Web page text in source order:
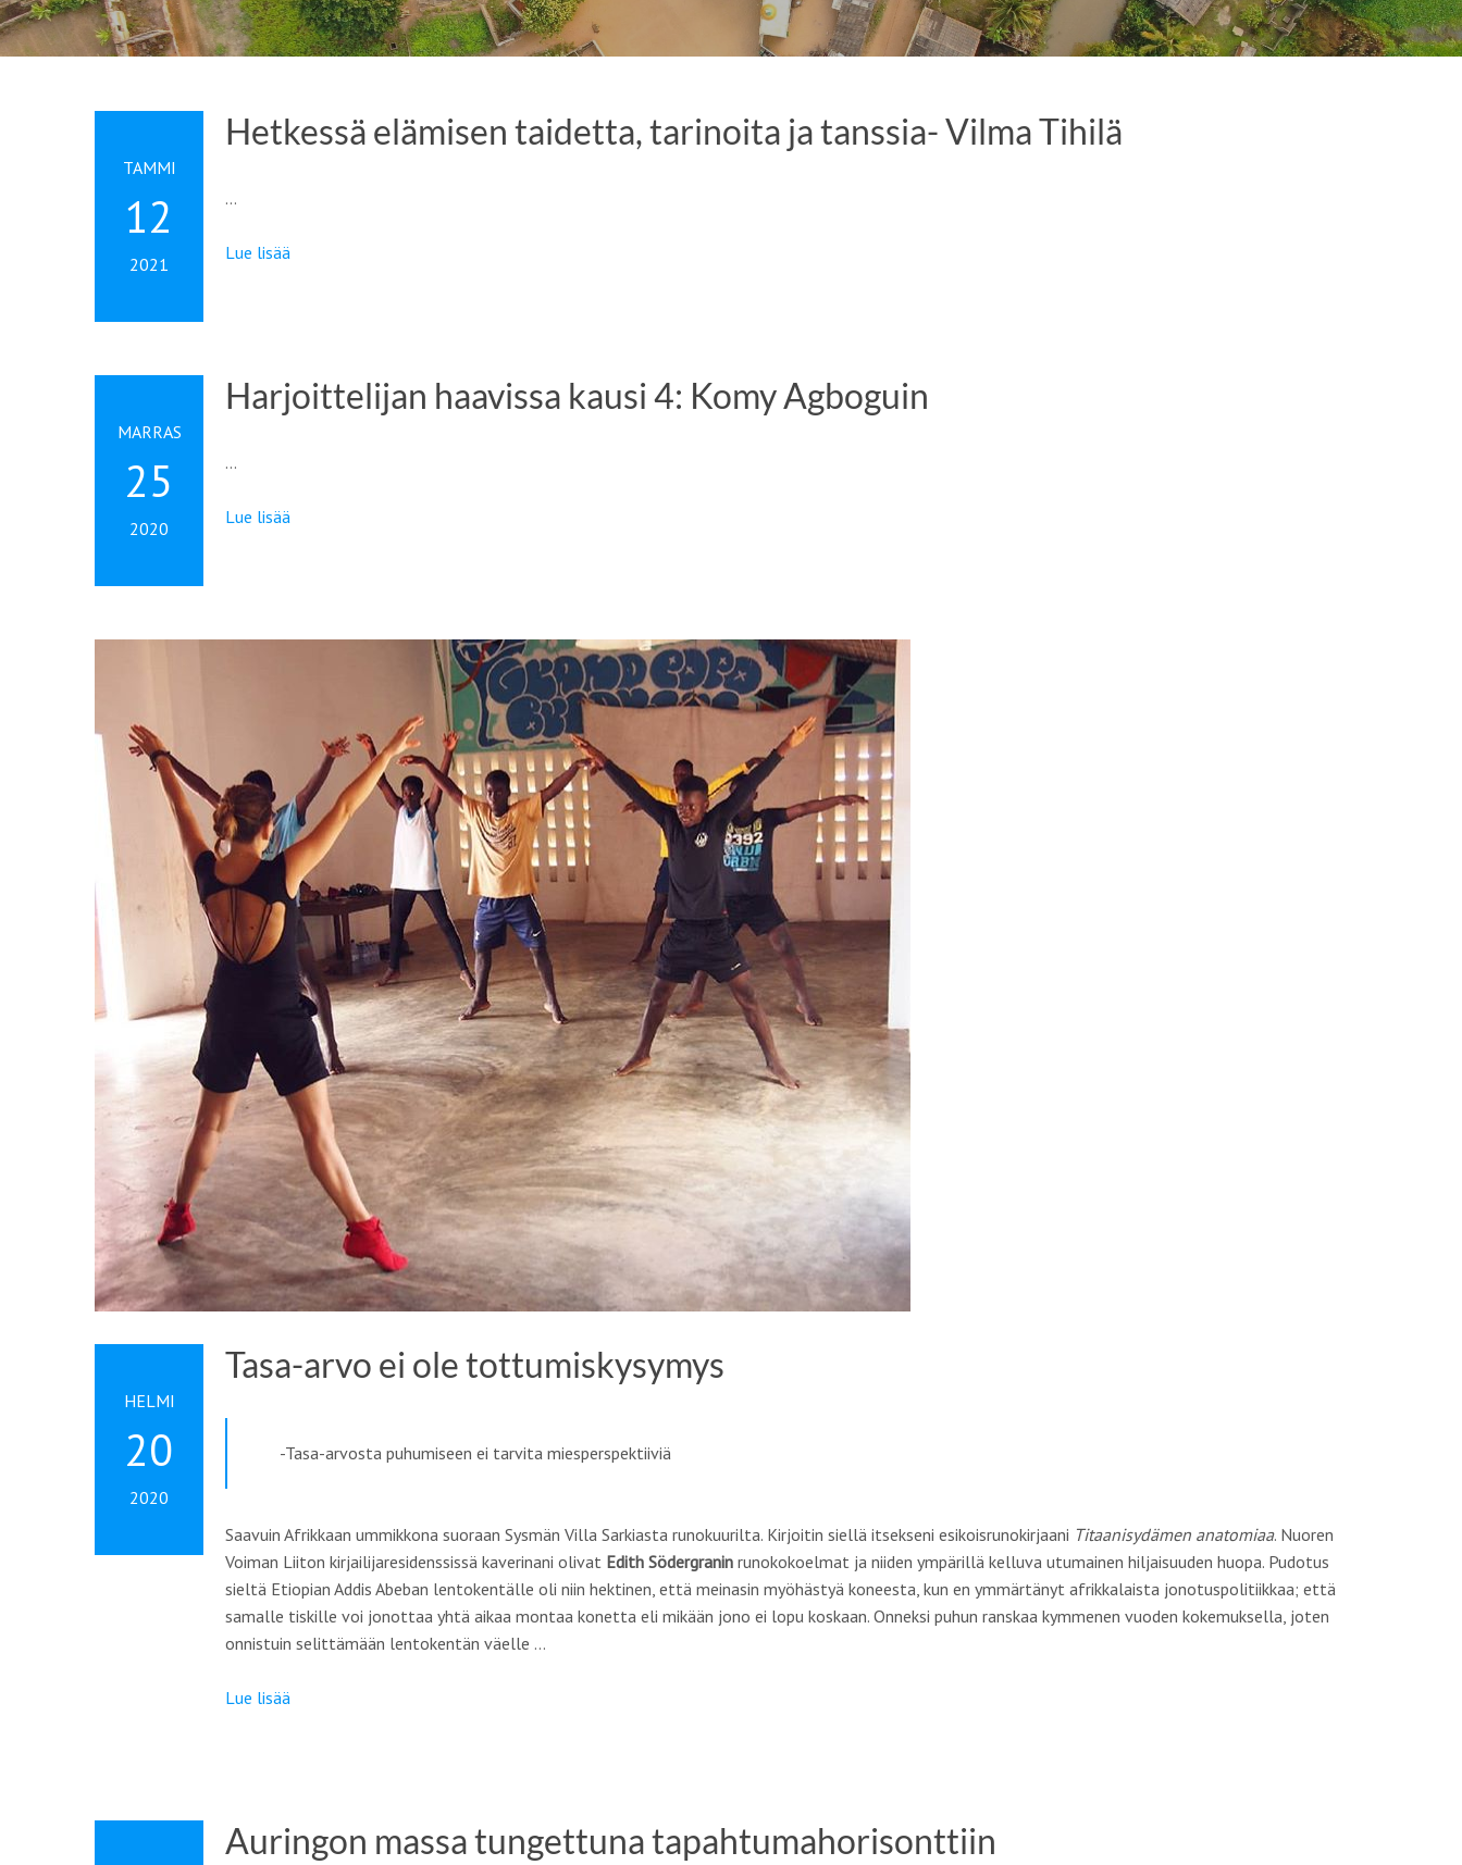
TAMMI
12
2021
Hetkessä elämisen taidetta, tarinoita ja tanssia- Vilma Tihilä
…
Lue lisää
MARRAS
25
2020
Harjoittelijan haavissa kausi 4: Komy Agboguin
…
Lue lisää
HELMI
20
2020
Tasa-arvo ei ole tottumiskysymys
-Tasa-arvosta puhumiseen ei tarvita miesperspektiiviä
Saavuin Afrikkaan ummikkona suoraan Sysmän Villa Sarkiasta runokuurilta. Kirjoitin siellä itsekseni esikoisrunokirjaani Titaanisydämen anatomiaa. Nuoren
Voiman Liiton kirjailijaresidenssissä kaverinani olivat Edith Södergranin runokokoelmat ja niiden ympärillä kelluva utumainen hiljaisuuden huopa. Pudotus
sieltä Etiopian Addis Abeban lentokentälle oli niin hektinen, että meinasin myöhästyä koneesta, kun en ymmärtänyt afrikkalaista jonotuspolitiikkaa; että
samalle tiskille voi jonottaa yhtä aikaa montaa konetta eli mikään jono ei lopu koskaan. Onneksi puhun ranskaa kymmenen vuoden kokemuksella, joten
onnistuin selittämään lentokentän väelle …
Lue lisää
Auringon massa tungettuna tapahtumahorisonttiin